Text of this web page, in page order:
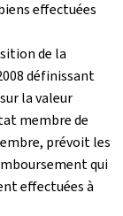
effectuées
de la
définissant
la valeur
membre de
prévoit les
qui
effectuées à